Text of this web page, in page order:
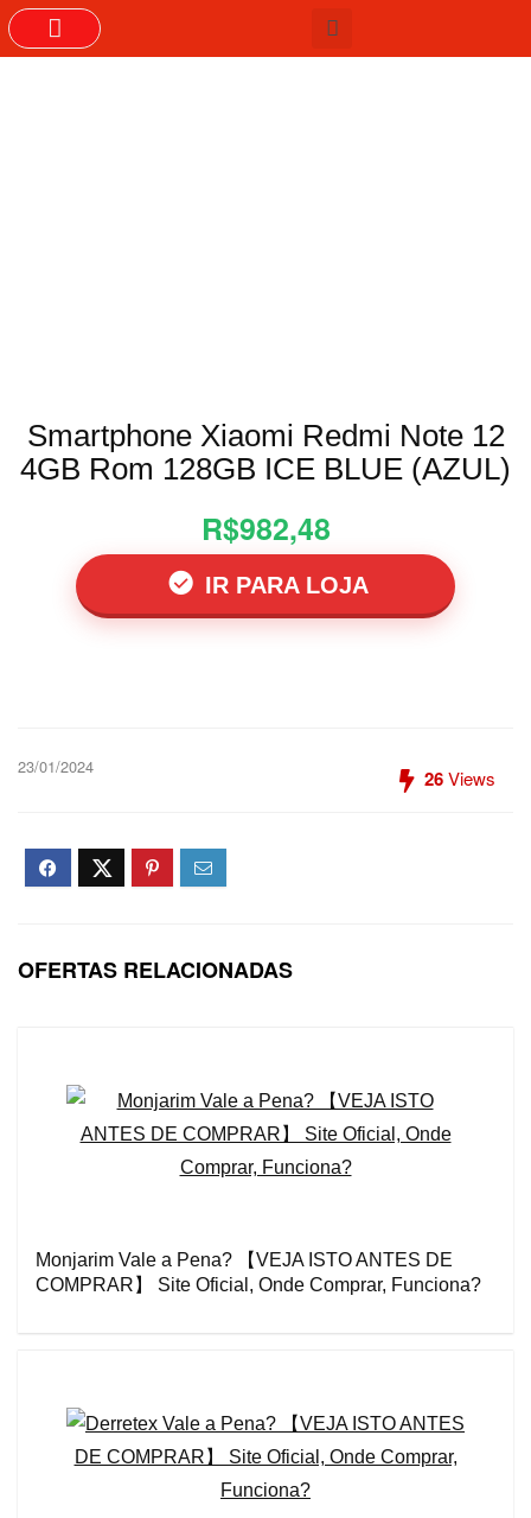
Smartphone Xiaomi Redmi Note 12
4GB Rom 128GB ICE BLUE (AZUL)
R$982,48
IR PARA LOJA
23/01/2024 26Views
OFERTAS RELACIONADAS
Monjarim Vale a Pena? 【VEJA ISTO ANTES DE
COMPRAR】 Site Oficial, Onde Comprar, Funciona?